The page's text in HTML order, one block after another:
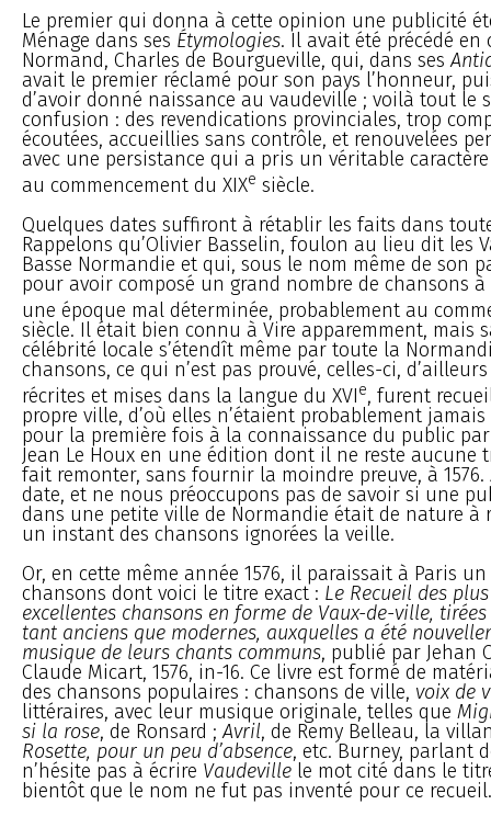
Le premier qui donna à cette opinion une publicité
Ménage dans ses Étymologies. Il avait été précédé en
Normand, Charles de Bourgueville, qui, dans ses
avait le premier réclamé pour son pays l’honneur,
d’avoir donné naissance au vaudeville ; voilà tout le
confusion : des revendications provinciales, trop
écoutées, accueillies sans contrôle, et renouvelées
avec une persistance qui a pris un véritable
au commencement du XIXe siècle.
Quelques dates suffiront à rétablir les faits dans
Rappelons qu’Olivier Basselin, foulon au lieu dit les
Basse Normandie et qui, sous le nom même de son
pour avoir composé un grand nombre de chansons à
une époque mal déterminée, probablement au
siècle. Il était bien connu à Vire apparemment, mais
célébrité locale s’étendît même par toute la
chansons, ce qui n’est pas prouvé, celles-ci,
récrites et mises dans la langue du XVIe, furent
propre ville, d’où elles n’étaient probablement
pour la première fois à la connaissance du public
Jean Le Houx en une édition dont il ne reste aucune
fait remonter, sans fournir la moindre preuve, à 1576.
date, et ne nous préoccupons pas de savoir si une
dans une petite ville de Normandie était de nature à
un instant des chansons ignorées la veille.
Or, en cette même année 1576, il paraissait à Paris
chansons dont voici le titre exact : Le Recueil des
excellentes chansons en forme de Vaux-de-ville,
tant anciens que modernes, auxquelles a été
musique de leurs chants communs, publié par Jehan
Claude Micart, 1576, in-16. Ce livre est formé de
des chansons populaires : chansons de ville, voix de
littéraires, avec leur musique originale, telles que
si la rose, de Ronsard ;Avril, de Remy Belleau, la
Rosette, pour un peu d’absence, etc. Burney, parlant
n’hésite pas à écrire Vaudeville le mot cité dans le
bientôt que le nom ne fut pas inventé pour ce recueil.